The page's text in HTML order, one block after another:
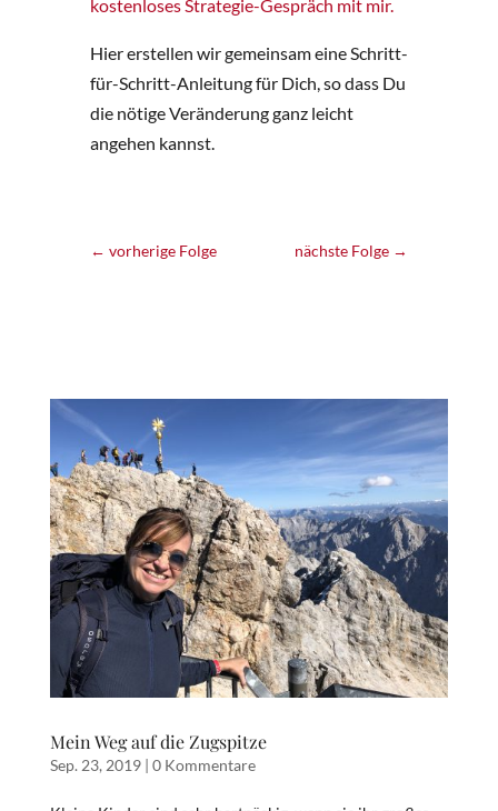
kostenloses Strategie-Gespräch mit mir.
Hier erstellen wir gemeinsam eine Schritt-
für-Schritt-Anleitung für Dich, so dass Du
die nötige Veränderung ganz leicht
angehen kannst.
← vorherige Folge nächste Folge →
Mein Weg auf die Zugspitze
Sep. 23, 2019| 0 Kommentare